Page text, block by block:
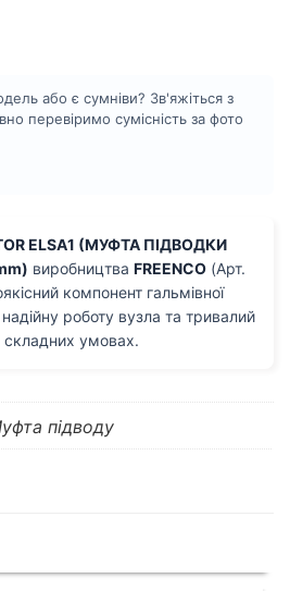
або є сумніви? Зв'яжіться з
перевіримо сумісність за фото
ELSA1 (МУФТА ПІДВОДКИ
виробництва FREENCO (Арт.
компонент гальмівної
роботу вузла та тривалий
складних умовах.
підводу